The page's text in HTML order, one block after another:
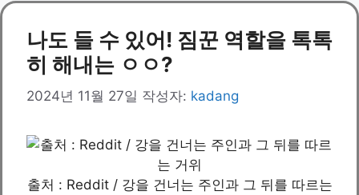
나도 들 수 있어! 짐꾼 역할을 톡톡
히 해내는 ㅇㅇ?
2024년 11월 27일 작성자: kadang
출처 : Reddit / 강을 건너는 주인과 그 뒤를 따르는